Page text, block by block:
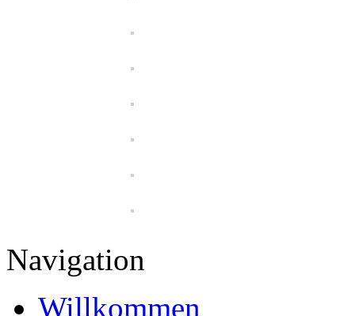
Navigation
Willkommen